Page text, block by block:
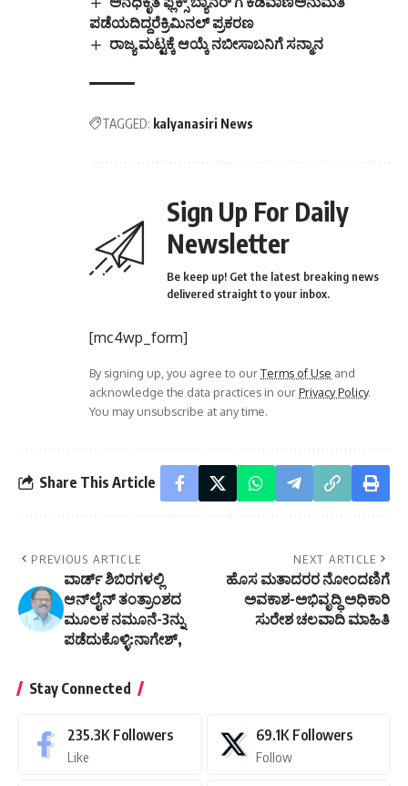
ಪಡೆಯದಿದ್ದರೆಕ್ರಿಮಿನಲ್ ಪ್ರಕರಣ
ರಾಜ್ಯ ಮಟ್ಟಕ್ಕೆ ಆಯ್ಕೆ ನಬೀಸಾಬನಿಗೆ ಸನ್ಮಾನ
TAGGED: kalyanasiri News
Sign Up For Daily
Newsletter
Be keep up! Get the latest breaking news
delivered straight to your inbox.
[mc4wp_form]
By signing up, you agree to ourTerms of Use and
acknowledge the data practices in ourPrivacy Policy.
You may unsubscribe at any time.
Share This Article
PREVIOUS ARTICLE
ವಾರ್ಡ್ ಶಿಬಿರಗಳಲ್ಲಿ
ಆನ್‌ಲೈನ್ ತಂತ್ರಾಂಶದ
ಮೂಲಕ ನಮೂನೆ-3ನ್ನು
ಪಡೆದುಕೊಳ್ಳಿ:ನಾಗೇಶ್,
NEXT ARTICLE
ಹೊಸ ಮತಾದರರ ನೋಂದಣಿಗೆ
ಅವಕಾಶ-ಅಭಿವೃದ್ಧಿ ಅಧಿಕಾರಿ
ಸುರೇಶ ಚಲವಾದಿ ಮಾಹಿತಿ
Stay Connected
235.3K Followers
Like
69.1K Followers
Follow